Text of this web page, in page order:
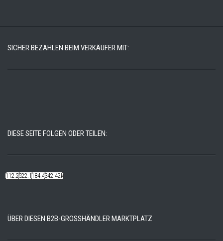
SICHER BEZAHLEN BEIM VERKÄUFER MIT:
DIESE SEITE FOLGEN ODER TEILEN:
112.22k522.14k184.48k342.42k
ÜBER DIESEN B2B-GROSSHÄNDLER MARKTPLATZ